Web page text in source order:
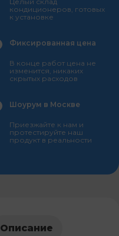
кондиционеров, готовых
к установке
Фиксированная цена
В конце работ цена не
изменится, никаких
скрытых расходов
Шоурум в Москве
Приезжайте к нам и
протестируйте наш
продукт в реальности
Описание